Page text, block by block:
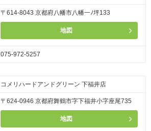
〒614-8043 京都府八幡市八幡一ﾉ坪133
地図
075-972-5257
コメリハードアンドグリーン 下福井店
〒624-0946 京都府舞鶴市字下福井小字座尾735
地図